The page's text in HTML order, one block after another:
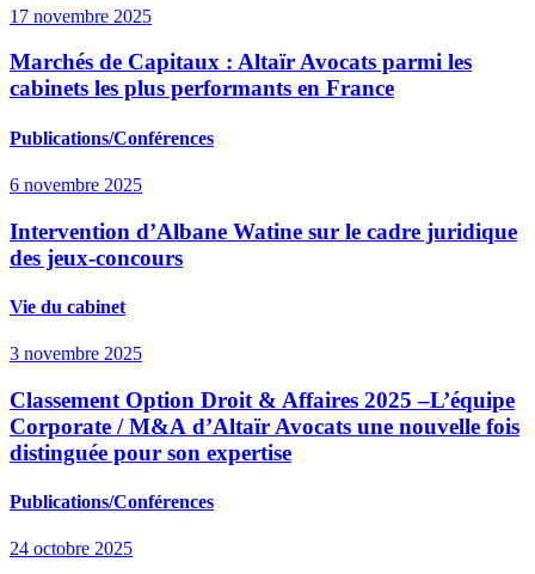
17 novembre 2025
Marchés de Capitaux : Altaïr Avocats parmi les
cabinets les plus performants en France
Publications/Conférences
6 novembre 2025
Intervention d’Albane Watine sur le cadre juridique
des jeux-concours
Vie du cabinet
3 novembre 2025
Classement Option Droit & Affaires 2025 –L’équipe
Corporate / M&A d’Altaïr Avocats une nouvelle fois
distinguée pour son expertise
Publications/Conférences
24 octobre 2025